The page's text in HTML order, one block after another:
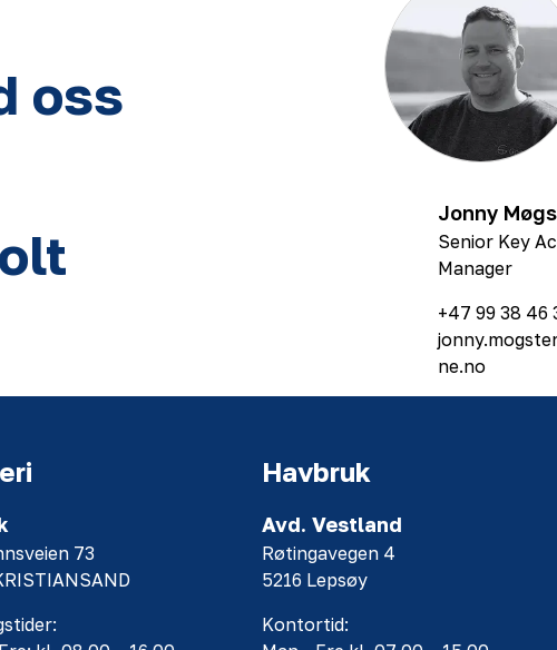
oss
Jonny
Senior Key
Manager
+47 99 38 46
ne.no
73
Havbruk
Avd. Vestland
Røtingavegen 4
5216 Lepsøy
Kontortid: